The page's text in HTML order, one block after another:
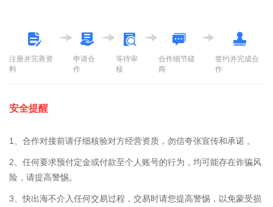
注册并完善资
料
申请合
作
等待审
核
合作细节磋
商
签约并完成合
作
安全提醒
1、合作对接前请仔细核验对方经营资质，勿信夸张宣传和承诺 。
2、任何要求预付定金或付款至个人账号的行为，均可能存在诈骗风
险，请提高警惕。
3、快出海不介入任何交易过程，交易时请您提高警惕，以免蒙受损